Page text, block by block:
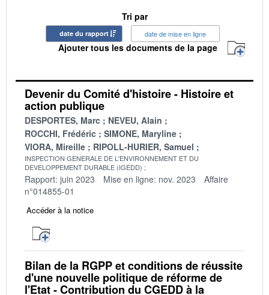
Tri par
date du rapport date de mise en ligne
Ajouter tous les documents de la page
Devenir du Comité d'histoire - Histoire et
action publique
DESPORTES, Marc
NEVEU, Alain
ROCCHI, Frédéric
SIMONE, Maryline
VIORA, Mireille
RIPOLL-HURIER, Samuel
INSPECTION GENERALE DE L'ENVIRONNEMENT ET DU
DEVELOPPEMENT DURABLE (IGEDD)
Rapport: juin 2023 Mise en ligne: nov. 2023
Affaire
n°014855-01
Accéder à la notice
Bilan de la RGPP et conditions de réussite
d'une nouvelle politique de réforme de
l'Etat - Contribution du CGEDD à la